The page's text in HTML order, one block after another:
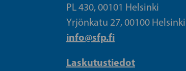
PL 430, 00101 Helsinki
Yrjönkatu 27, 00100 Helsinki
info@sfp.fi
Laskutustiedot